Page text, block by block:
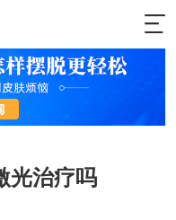
光治疗吗